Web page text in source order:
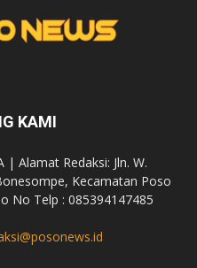
KAMI
| Alamat Redaksi: Jln. W.
Kecamatan Poso
No Telp : 085394147485